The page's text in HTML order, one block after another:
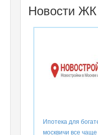
Новости
Ипотека для
москвичи все